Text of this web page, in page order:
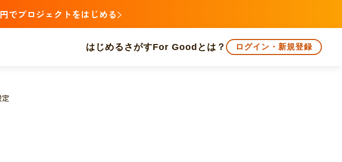
でプロジェクトをはじめる
はじめる さがすFor Goodとは？ ログイン・新規登録